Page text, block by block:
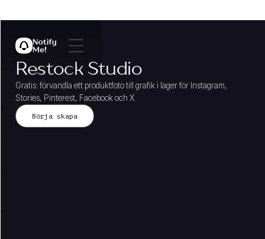
Restock Studio
Gratis: förvandla ett produktfoto till grafik i lager för Instagram,
Stories, Pinterest, Facebook och X.
Börja skapa